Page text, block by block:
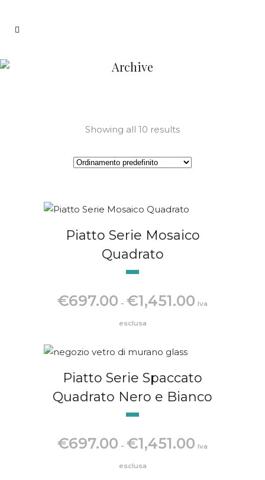
Archive
Showing all 10 results
Piatto Serie Mosaico
Quadrato
€697.00 - €1,451.00 di
€1,451.00
Iva
esclusa
Piatto Serie Spaccato
Quadrato Nero e Bianco
€697.00 - €1,451.00 di
Iva
esclusa